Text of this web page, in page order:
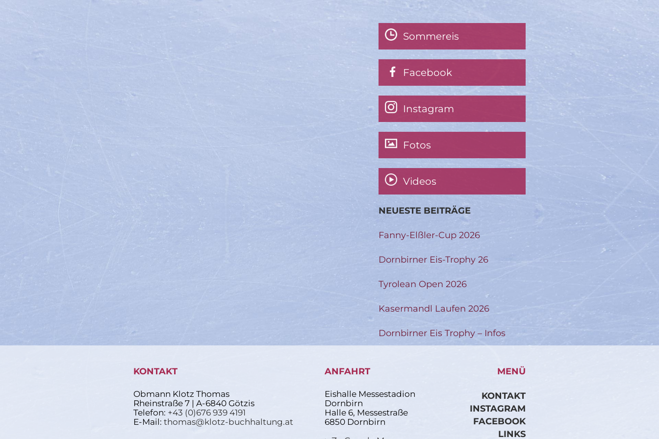
Sommereis
Facebook
Instagram
Fotos
Videos
NEUESTE BEITRÄGE
Fanny-Elßler-Cup 2026
Dornbirner Eis-Trophy 26
Tyrolean Open 2026
Kasermandl Laufen 2026
Dornbirner Eis Trophy – Infos
KONTAKT
Obmann Klotz Thomas
Rheinstraße 7 | A-6840 Götzis
Telefon: +43 (0)676 939 4191
E-Mail: thomas@klotz-buchhaltung.at
ANFAHRT
Eishalle Messestadion
Dornbirn
Halle 6, Messestraße
6850 Dornbirn
MENÜ
KONTAKT
INSTAGRAM
FACEBOOK
LINKS